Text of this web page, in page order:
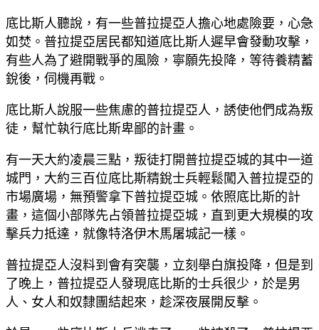
底比斯人聽說，有一些普拉提亞人擔心地處險要，心急
如焚。普拉提亞居民都知道底比斯人遲早會發動攻擊，
有些人為了避開戰爭的風險，寧願先投降，等待養精蓄
銳後，伺機再戰。
底比斯人說服一些焦慮的普拉提亞人，誘使他們成為叛
徒，幫忙執行底比斯卑鄙的計畫。
有一天大約凌晨三點，叛徒打開普拉提亞城的其中一道
城門，大約三百位底比斯精銳士兵輕鬆闖入普拉提亞的
市場廣場，無預警拿下普拉提亞城。依照底比斯的計
畫，這個小部隊先占領普拉提亞城，直到更大規模的攻
擊兵力抵達，就像特洛伊木馬屠城記一樣。
普拉提亞人沒料到會有突襲，立刻舉白旗投降，但是到
了晚上，普拉提亞人發現底比斯的士兵很少，於是男
人、女人和奴隸團結起來，趁深夜展開反擊。